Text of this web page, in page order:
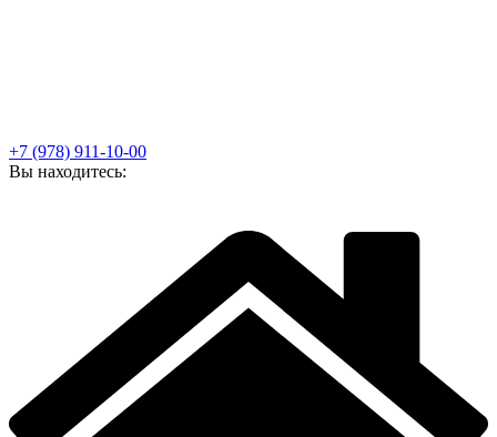
+7 (978) 911-10-00
Вы находитесь: